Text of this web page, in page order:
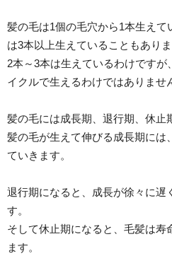
髪の毛は1個の毛穴から1本生え
は3本以上生えていることもありま
2本～3本は生えているわけです
イクルで生えるわけではありませ
髪の毛には成長期、退行期、休止
髪の毛が生えて伸びる成長期には
ていきます。
退行期になると、成長が徐々に遅
す。
そして休止期になると、毛髪は寿
ます。